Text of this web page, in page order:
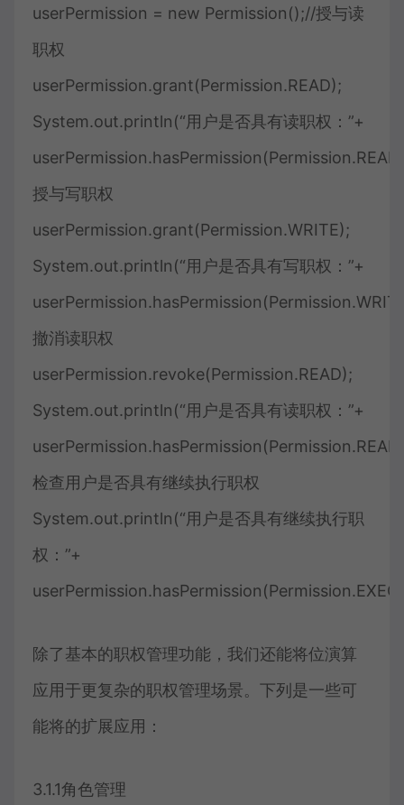
userPermission = new Permission();//授与读
职权
userPermission.grant(Permission.READ);
System.out.println(“用户是否具有读职权：”+
授与写职权
userPermission.grant(Permission.WRITE);
System.out.println(“用户是否具有写职权：”+
撤消读职权
userPermission.revoke(Permission.READ);
System.out.println(“用户是否具有读职权：”+
检查用户是否具有继续执行职权
System.out.println(“用户是否具有继续执行职
权：”+
除了基本的职权管理功能，我们还能将位演算
应用于更复杂的职权管理场景。下列是一些可
能将的扩展应用：
3.1.1角色管理